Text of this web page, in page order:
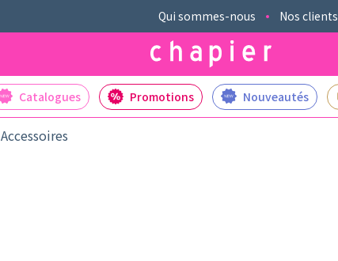
Qui sommes-nous Nos clients
Catalogues Promotions Nouveautés
Accessoires